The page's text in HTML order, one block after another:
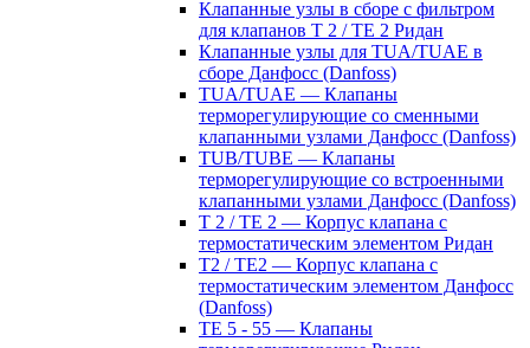
Клапанные узлы в сборе с фильтром
для клапанов T 2 / TE 2 Ридан
Клапанные узлы для TUA/TUAE в
сборе Данфосс (Danfoss)
TUA/TUAE — Клапаны
терморегулирующие со сменными
клапанными узлами Данфосс (Danfoss)
TUB/TUBE — Клапаны
терморегулирующие со встроенными
клапанными узлами Данфосс (Danfoss)
T 2 / TE 2 — Корпус клапана с
термостатическим элементом Ридан
T2 / TE2 — Корпус клапана с
термостатическим элементом Данфосс
(Danfoss)
TE 5 - 55 — Клапаны